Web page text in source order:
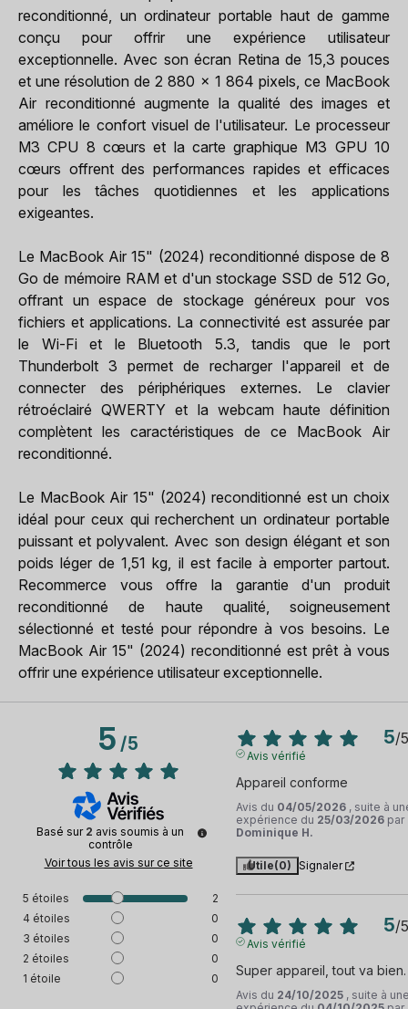
reconditionné, un ordinateur portable haut de gamme
conçu pour offrir une expérience utilisateur
exceptionnelle. Avec son écran Retina de 15,3 pouces
et une résolution de 2 880 x 1 864 pixels, ce MacBook
Air reconditionné augmente la qualité des images et
améliore le confort visuel de l'utilisateur. Le processeur
M3 CPU 8 cœurs et la carte graphique M3 GPU 10
cœurs offrent des performances rapides et efficaces
pour les tâches quotidiennes et les applications
exigeantes.
Le MacBook Air 15" (2024) reconditionné dispose de 8
Go de mémoire RAM et d'un stockage SSD de 512 Go,
offrant un espace de stockage généreux pour vos
fichiers et applications. La connectivité est assurée par
le Wi-Fi et le Bluetooth 5.3, tandis que le port
Thunderbolt 3 permet de recharger l'appareil et de
connecter des périphériques externes. Le clavier
rétroéclairé QWERTY et la webcam haute définition
complètent les caractéristiques de ce MacBook Air
reconditionné.
Le MacBook Air 15" (2024) reconditionné est un choix
idéal pour ceux qui recherchent un ordinateur portable
puissant et polyvalent. Avec son design élégant et son
poids léger de 1,51 kg, il est facile à emporter partout.
Recommerce vous offre la garantie d'un produit
reconditionné de haute qualité, soigneusement
sélectionné et testé pour répondre à vos besoins. Le
MacBook Air 15" (2024) reconditionné est prêt à vous
offrir une expérience utilisateur exceptionnelle.
5/5
Basé sur 2 avis soumis à un
contrôle
Voir tous les avis sur ce site
5 étoiles
2
4 étoiles
0
3 étoiles
0
2 étoiles
0
1 étoile 0
5/5
Avis vérifié
Appareil conforme
Avis du 04/05/2026 , suite à
expérience du 25/03/2026 par
Dominique H.
Utile(0) Signaler
5/5
Avis vérifié
Super appareil, tout va bien.
Avis du 24/10/2025 , suite à